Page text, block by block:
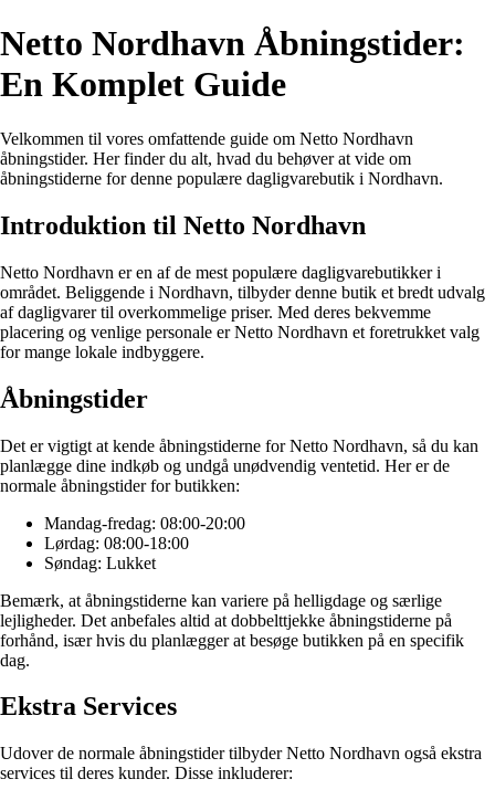
Netto Nordhavn Åbningstider:
En Komplet Guide
Velkommen til vores omfattende guide om Netto Nordhavn
åbningstider. Her finder du alt, hvad du behøver at vide om
åbningstiderne for denne populære dagligvarebutik i Nordhavn.
Introduktion til Netto Nordhavn
Netto Nordhavn er en af de mest populære dagligvarebutikker i
området. Beliggende i Nordhavn, tilbyder denne butik et bredt udvalg
af dagligvarer til overkommelige priser. Med deres bekvemme
placering og venlige personale er Netto Nordhavn et foretrukket valg
for mange lokale indbyggere.
Åbningstider
Det er vigtigt at kende åbningstiderne for Netto Nordhavn, så du kan
planlægge dine indkøb og undgå unødvendig ventetid. Her er de
normale åbningstider for butikken:
Mandag-fredag: 08:00-20:00
Lørdag: 08:00-18:00
Søndag: Lukket
Bemærk, at åbningstiderne kan variere på helligdage og særlige
lejligheder. Det anbefales altid at dobbelttjekke åbningstiderne på
forhånd, især hvis du planlægger at besøge butikken på en specifik
dag.
Ekstra Services
Udover de normale åbningstider tilbyder Netto Nordhavn også ekstra
services til deres kunder. Disse inkluderer: